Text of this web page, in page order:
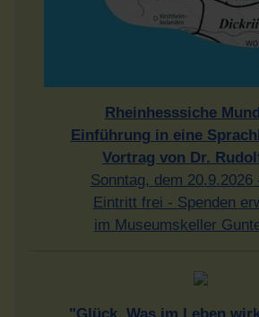
Rheinhesssiche
Einführung in eine
Vortrag von Dr.
Sonntag, dem 20.9.2026
Eintritt frei - Spenden
im Museumskeller